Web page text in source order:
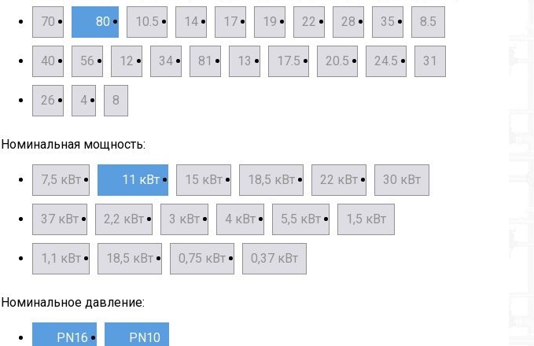
70 80 10.5 14 17 19 22 28 35 8.5
40 56 12 34 81 13 17.5 20.5 24.5 31
26 4 8
Номинальная мощность:
7,5 кВт 11 кВт 15 кВт 18,5 кВт 22 кВт 30 кВт
37 кВт 2,2 кВт 3 кВт 4 кВт 5,5 кВт 1,5 кВт
1,1 кВт 18,5 кВт 0,75 кВт 0,37 кВт
Номинальное давление:
PN16 PN10